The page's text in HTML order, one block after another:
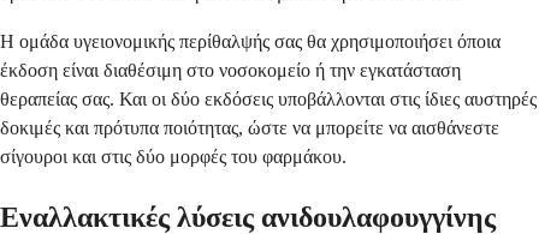
Η ομάδα υγειονομικής περίθαλψής σας θα χρησιμοποιήσει όποια
έκδοση είναι διαθέσιμη στο νοσοκομείο ή την εγκατάσταση
θεραπείας σας. Και οι δύο εκδόσεις υποβάλλονται στις ίδιες αυστηρές
δοκιμές και πρότυπα ποιότητας, ώστε να μπορείτε να αισθάνεστε
σίγουροι και στις δύο μορφές του φαρμάκου.
Εναλλακτικές λύσεις ανιδουλαφουγγίνης